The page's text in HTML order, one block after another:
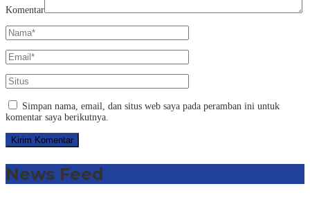
Komentar
Simpan nama, email, dan situs web saya pada peramban ini untuk
komentar saya berikutnya.
News Feed